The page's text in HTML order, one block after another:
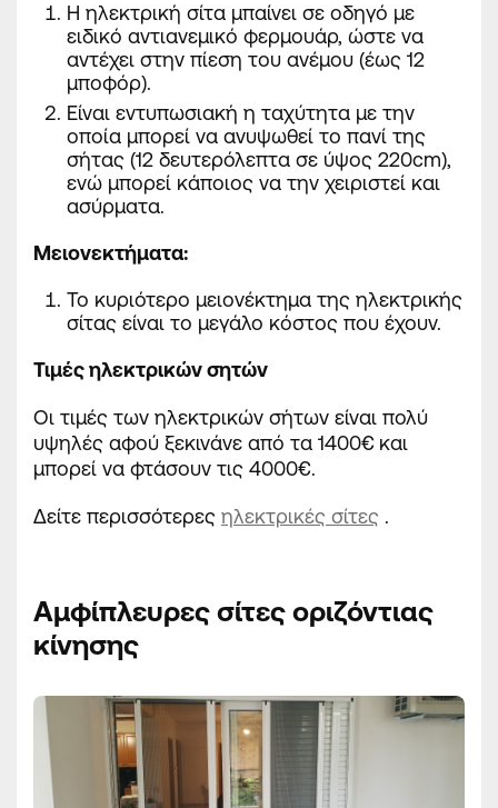
H ηλεκτρική σίτα μπαίνει σε οδηγό με
ειδικό αντιανεμικό φερμουάρ, ώστε να
αντέχει στην πίεση του ανέμου (έως 12
μποφόρ).
Είναι εντυπωσιακή η ταχύτητα με την
οποία μπορεί να ανυψωθεί το πανί της
σήτας (12 δευτερόλεπτα σε ύψος 220cm),
ενώ μπορεί κάποιος να την χειριστεί και
ασύρματα.
Μειονεκτήματα:
Το κυριότερο μειονέκτημα της ηλεκτρικής
σίτας είναι το μεγάλο κόστος που έχουν.
Τιμές ηλεκτρικών σητών
Οι τιμές των ηλεκτρικών σήτων είναι πολύ
υψηλές αφού ξεκινάνε από τα 1400€ και
μπορεί να φτάσουν τις 4000€.
Δείτε περισσότερες ηλεκτρικές σίτες .
Αμφίπλευρες σίτες οριζόντιας
κίνησης